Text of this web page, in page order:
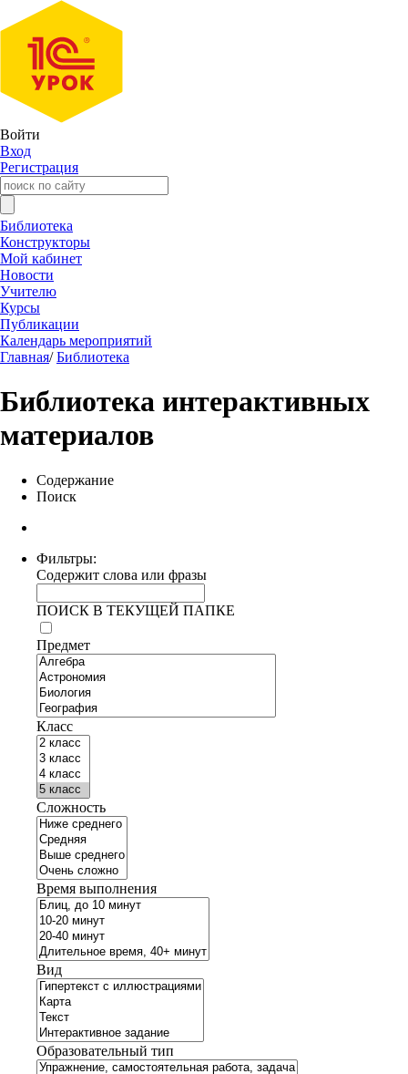
Войти
Вход
Регистрация
Библиотека
Конструкторы
Мой кабинет
Новости
Учителю
Курсы
Публикации
Календарь мероприятий
Главная/ Библиотека
Библиотека интерактивных
материалов
Содержание
Поиск
Фильтры:
Содержит слова или фразы
ПОИСК В ТЕКУЩЕЙ ПАПКЕ
Предмет
Класс
Сложность
Время выполнения
Вид
Образовательный тип